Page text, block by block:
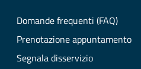
Domande frequenti (FAQ)
Prenotazione appuntamento
Segnala disservizio